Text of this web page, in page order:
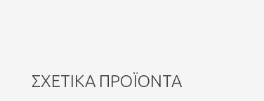
ΣΧΕΤΙΚΆ ΠΡΟΪΌΝΤΑ